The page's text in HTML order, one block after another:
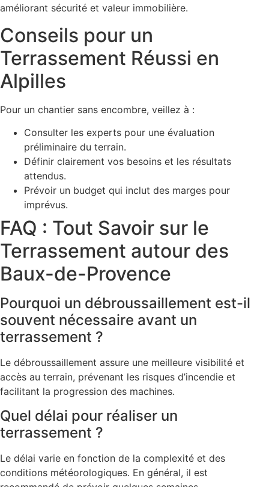
améliorant sécurité et valeur immobilière.
Conseils pour un
Terrassement Réussi en
Alpilles
Pour un chantier sans encombre, veillez à :
Consulter les experts pour une évaluation
préliminaire du terrain.
Définir clairement vos besoins et les résultats
attendus.
Prévoir un budget qui inclut des marges pour
imprévus.
FAQ : Tout Savoir sur le
Terrassement autour des
Baux-de-Provence
Pourquoi un débroussaillement est-il
souvent nécessaire avant un
terrassement ?
Le débroussaillement assure une meilleure visibilité et
accès au terrain, prévenant les risques d’incendie et
facilitant la progression des machines.
Quel délai pour réaliser un
terrassement ?
Le délai varie en fonction de la complexité et des
conditions météorologiques. En général, il est